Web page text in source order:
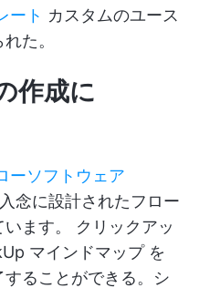
ート カスタムのユース
た。
作成に
ーソフトウェア
念に設計されたフロー
ます。 クリックアッ
マインドマップを
ることができる。シ